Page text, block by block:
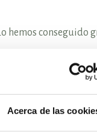
Acerca de las
hemos conseguido
exigencias de
sabores del sur
ofrecer una